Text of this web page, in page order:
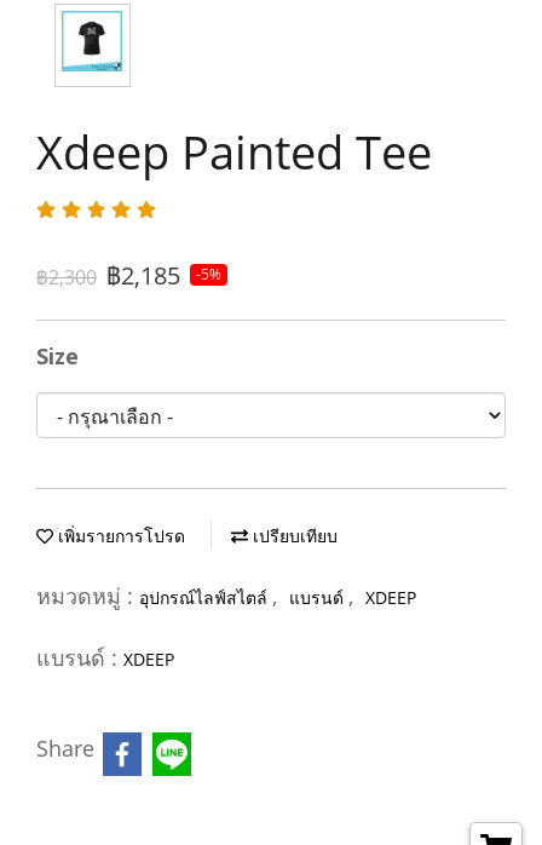
Xdeep Painted Tee
฿2,300 ฿2,185 -5%
Size
เพิ่มรายการโปรด เปรียบเทียบ
หมวดหมู่ : อุปกรณ์ไลฟ์สไตล์ , แบรนด์ , XDEEP
แบรนด์ : XDEEP
Share